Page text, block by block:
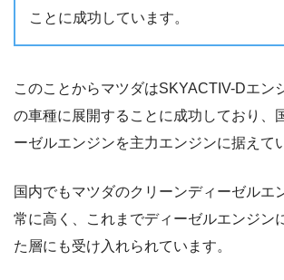
ことに成功しています。
このことからマツダはSKYACTIV-Dエン
の車種に展開することに成功しており、
ーゼルエンジンを主力エンジンに据えて
国内でもマツダのクリーンディーゼルエ
常に高く、これまでディーゼルエンジン
た層にも受け入れられています。